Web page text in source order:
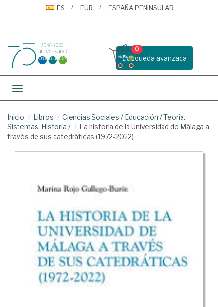
ES
EUR ESPAÑA PENINSULAR
Busqueda avanzada
0
Toggle navigation
Inicio Libros Ciencias Sociales / Educación /Teoría.
Sistemas. Historia /
La historia de la Universidad de Málaga a
través de sus catedráticas (1972-2022)